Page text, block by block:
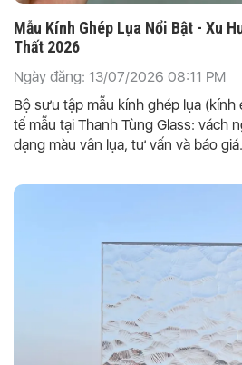
Mẫu Kính Ghép Lụa Nổi Bật - Xu
Thất 2026
Ngày đăng: 13/07/2026 08:11 PM
Bộ sưu tập mẫu kính ghép lụa (kính
tế mẫu tại Thanh Tùng Glass: vách
dạng màu vân lụa, tư vấn và báo giá.